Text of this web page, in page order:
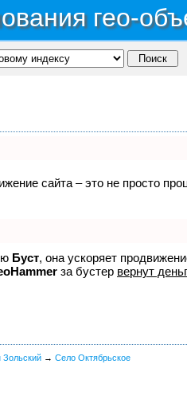
гео-
сайта – это не просто
Буст, она ускоряет
за бустер вернут
Зольский → Село Октябрьское